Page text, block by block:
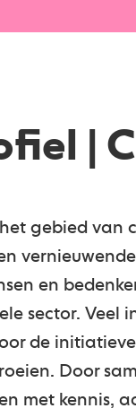
|
gebied van
en
sector.
de
Door
met kennis,